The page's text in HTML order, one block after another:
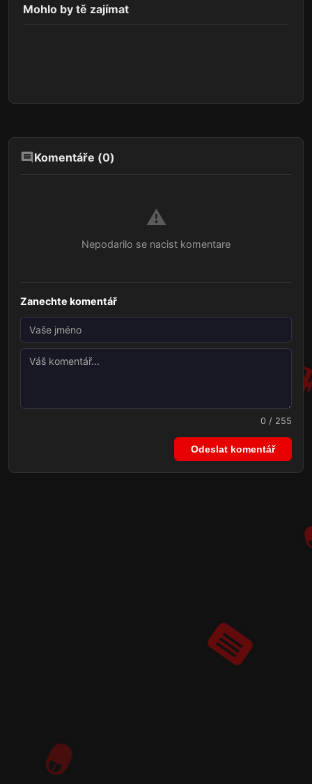
Mohlo by tě zajímat
Komentáře (0)
⚠️
Nepodarilo se nacist komentare
Zanechte komentář
0 / 255
Odeslat komentář